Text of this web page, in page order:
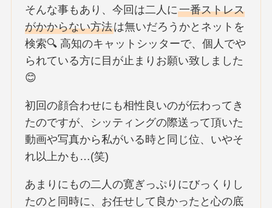
そんな事もあり、今回は二人に一番ストレス
がかからない方法は無いだろうかとネットを
検索🔍 高知のキャットシッターで、個人でや
られている方に目が止まりお願い致しました
😊
初回の顔合わせにも相性良いのが伝わってき
たのですが、シッティングの際送って頂いた
動画や写真から私がいる時と同じ位、いやそ
れ以上かも…(笑)
あまりにもの二人の寛ぎっぷりにびっくりし
たのと同時に、お任せして良かったと心の底